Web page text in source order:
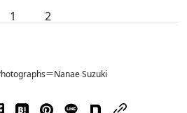
1 2
＝Nanae Suzuki